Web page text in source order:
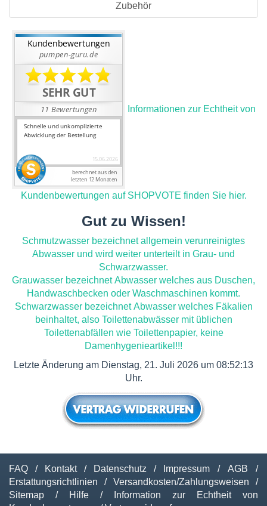
Zubehör
Informationen zur Echtheit von
Kundenbewertungen auf SHOPVOTE finden Sie hier.
Gut zu Wissen!
Schmutzwasser bezeichnet allgemein verunreinigtes
Abwasser und wird weiter unterteilt in Grau- und
Schwarzwasser.
Grauwasser bezeichnet Abwasser welches aus Duschen,
Handwaschbecken oder Waschmaschinen kommt.
Schwarzwasser bezeichnet Abwasser welches Fäkalien
beinhaltet, also Toilettenabwässer mit üblichen
Toilettenabfällen wie Toilettenpapier, keine
Damenhygenieartikel!!!
Letzte Änderung am Dienstag, 21. Juli 2026 um 08:52:13
Uhr.
FAQ / Kontakt / Datenschutz / Impressum / AGB
/
Erstattungsrichtlinien
/ Versandkosten/Zahlungsweisen
/
Sitemap
/ Hilfe /
Information zur Echtheit von